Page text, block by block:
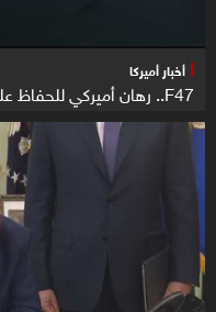
أخبار أميركا
F47.. رهان أميركي للحفاظ على التفوق الجوي